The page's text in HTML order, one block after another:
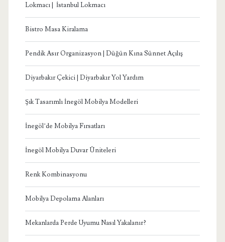
Lokmacı | İstanbul Lokmacı
Bistro Masa Kiralama
Pendik Asır Organizasyon | Düğün Kına Sünnet Açılış
Diyarbakır Çekici | Diyarbakır Yol Yardım
Şık Tasarımlı İnegöl Mobilya Modelleri
İnegöl’de Mobilya Fırsatları
İnegöl Mobilya Duvar Üniteleri
Renk Kombinasyonu
Mobilya Depolama Alanları
Mekanlarda Perde Uyumu Nasıl Yakalanır?